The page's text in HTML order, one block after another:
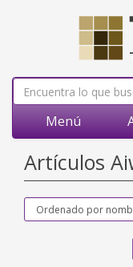
Menú
Artículos